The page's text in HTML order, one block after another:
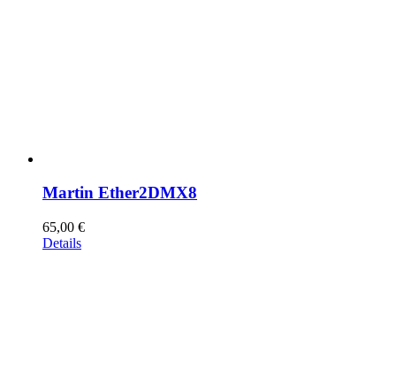
Martin Ether2DMX8
65,00 €
Details